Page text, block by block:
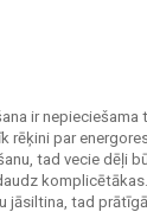
ir nepieciešama
rēķini par
tad vecie dēļi
jāsiltina, tad